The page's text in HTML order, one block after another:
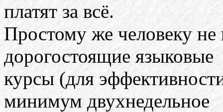
платят за всё.
Простому же человеку
дорогостоящие языковые
курсы (для
минимум двухнедельное